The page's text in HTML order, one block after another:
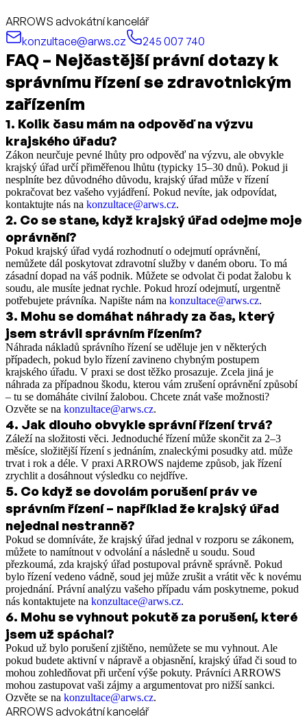
ARROWS advokátní kancelář
konzultace@arws.cz
245 007 740
FAQ – Nejčastější právní dotazy k
správnímu řízení se zdravotnickým
zařízením
1. Kolik času mám na odpověď na výzvu
krajského úřadu?
Zákon neurčuje pevné lhůty pro odpověď na výzvu, ale obvykle
krajský úřad určí přiměřenou lhůtu (typicky 15–30 dnů). Pokud ji
nesplníte bez důvodného důvodu, krajský úřad může v řízení
pokračovat bez vašeho vyjádření. Pokud nevíte, jak odpovídat,
kontaktujte nás na konzultace@arws.cz.
2. Co se stane, když krajský úřad odejme moje
oprávnění?
Pokud krajský úřad vydá rozhodnutí o odejmutí oprávnění,
nemůžete dál poskytovat zdravotní služby v daném oboru. To má
zásadní dopad na váš podnik. Můžete se odvolat či podat žalobu k
soudu, ale musíte jednat rychle. Pokud hrozí odejmutí, urgentně
potřebujete právníka. Napište nám na konzultace@arws.cz.
3. Mohu se domáhat náhrady za čas, který
jsem strávil správním řízením?
Náhrada nákladů správního řízení se uděluje jen v některých
případech, pokud bylo řízení zavineno chybným postupem
krajského úřadu. V praxi se dost těžko prosazuje. Zcela jiná je
náhrada za případnou škodu, kterou vám zrušení oprávnění způsobí
– tu se domáháte civilní žalobou. Chcete znát vaše možnosti?
Ozvěte se na konzultace@arws.cz.
4. Jak dlouho obvykle správní řízení trvá?
Záleží na složitosti věci. Jednoduché řízení může skončit za 2–3
měsíce, složitější řízení s jednáním, znaleckými posudky atd. může
trvat i rok a déle. V praxi ARROWS najdeme způsob, jak řízení
zrychlit a dosáhnout výsledku co nejdříve.
5. Co když se dovolám porušení práv ve
správním řízení – například že krajský úřad
nejednal nestranně?
Pokud se domníváte, že krajský úřad jednal v rozporu se zákonem,
můžete to namítnout v odvolání a následně u soudu. Soud
přezkoumá, zda krajský úřad postupoval právně správně. Pokud
bylo řízení vedeno vádně, soud jej může zrušit a vrátit věc k novému
projednání. Právní analýzu vašeho případu vám poskytneme, pokud
nás kontaktujete na konzultace@arws.cz.
6. Mohu se vyhnout pokutě za porušení, které
jsem už spáchal?
Pokud už bylo porušení zjištěno, nemůžete se mu vyhnout. Ale
pokud budete aktivní v nápravě a objasnění, krajský úřad či soud to
mohou zohledňovat při určení výše pokuty. Právníci ARROWS
mohou zastupovat vaši zájmy a argumentovat pro nižší sankci.
Ozvěte se na konzultace@arws.cz.
ARROWS advokátní kancelář